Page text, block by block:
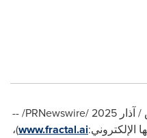
/PRNewswire/ --
الإلكتروني:www.fractal.ai)،